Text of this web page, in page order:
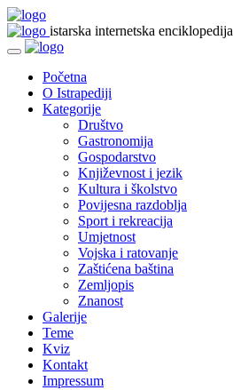
istarska internetska enciklopedija
Početna
O Istrapediji
Kategorije
Društvo
Gastronomija
Gospodarstvo
Književnost i jezik
Kultura i školstvo
Povijesna razdoblja
Sport i rekreacija
Umjetnost
Vojska i ratovanje
Zaštićena baština
Zemljopis
Znanost
Galerije
Teme
Kviz
Kontakt
Impressum